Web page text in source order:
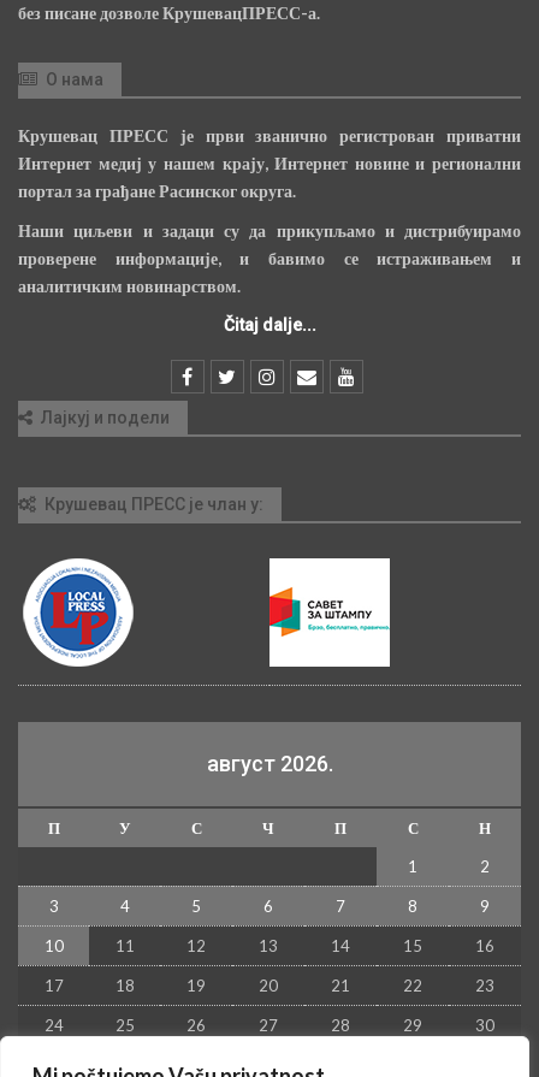
без писане дозволе КрушевацПРЕСС-а.
О нама
Крушевац ПРЕСС је први званично регистрован приватни
Интернет медиј у нашем крају, Интернет новине и регионални
портал за грађане Расинског округа.
Наши циљеви и задаци су да прикупљамо и дистрибуирамо
проверене информације, и бавимо се истраживањем и
аналитичким новинарством.
Čitaj dalje...
Лајкуј и подели
Крушевац ПРЕСС је члан у:
август 2026.
П У С Ч П С
Н
1
2
3 4 5 6 7 8 9
10 11 12 13 14 15 16
17 18 19 20 21 22 23
24 25 26 27 28 29 30
31